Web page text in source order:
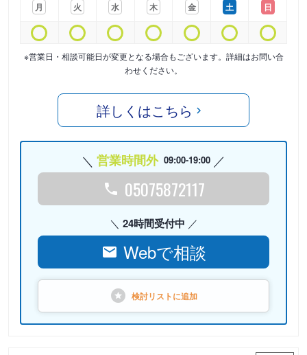
月
火
水
木
金
土
日
※営業日・相談可能日が変更となる場合もございます。詳細はお問い合
わせください。
詳しくはこちら
営業時間外 09:00-19:00
05075872117
24時間受付中
Webで相談
検討リストに追加